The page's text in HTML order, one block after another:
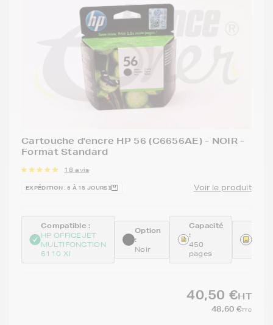
Cartouche d'encre HP 56 (C6656AE) - NOIR -
Format Standard
18 avis
EXPÉDITION : 6 À 15 JOURS Voir le produit
Compatible :
HP OFFICEJET
MULTIFONCTION
6110 XI
Option
:
Noir
Capacité
:
450
pages
:
40,50 €HT
48,60 €TTC